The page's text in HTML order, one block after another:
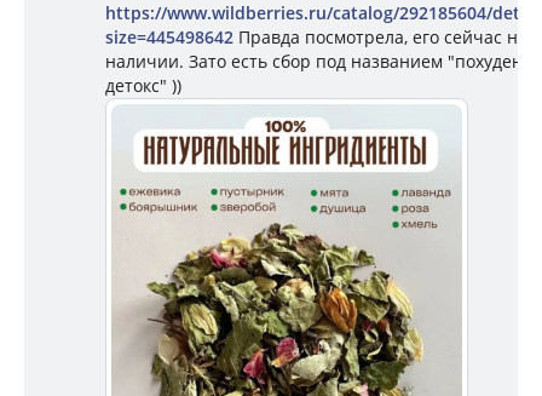
https://www.wildberries.ru/catalog/292185604/
size=445498642 Правда посмотрела, его сейчас нет
наличии. Зато есть сбор под названием
детокс" ))